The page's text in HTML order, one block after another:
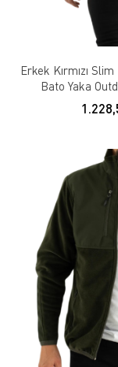
Erkek Kırmızı
Bato Yaka